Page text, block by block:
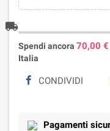
local_shipping
Spendi ancora 70,00 €
Italia
CONDIVIDI
Pagamenti